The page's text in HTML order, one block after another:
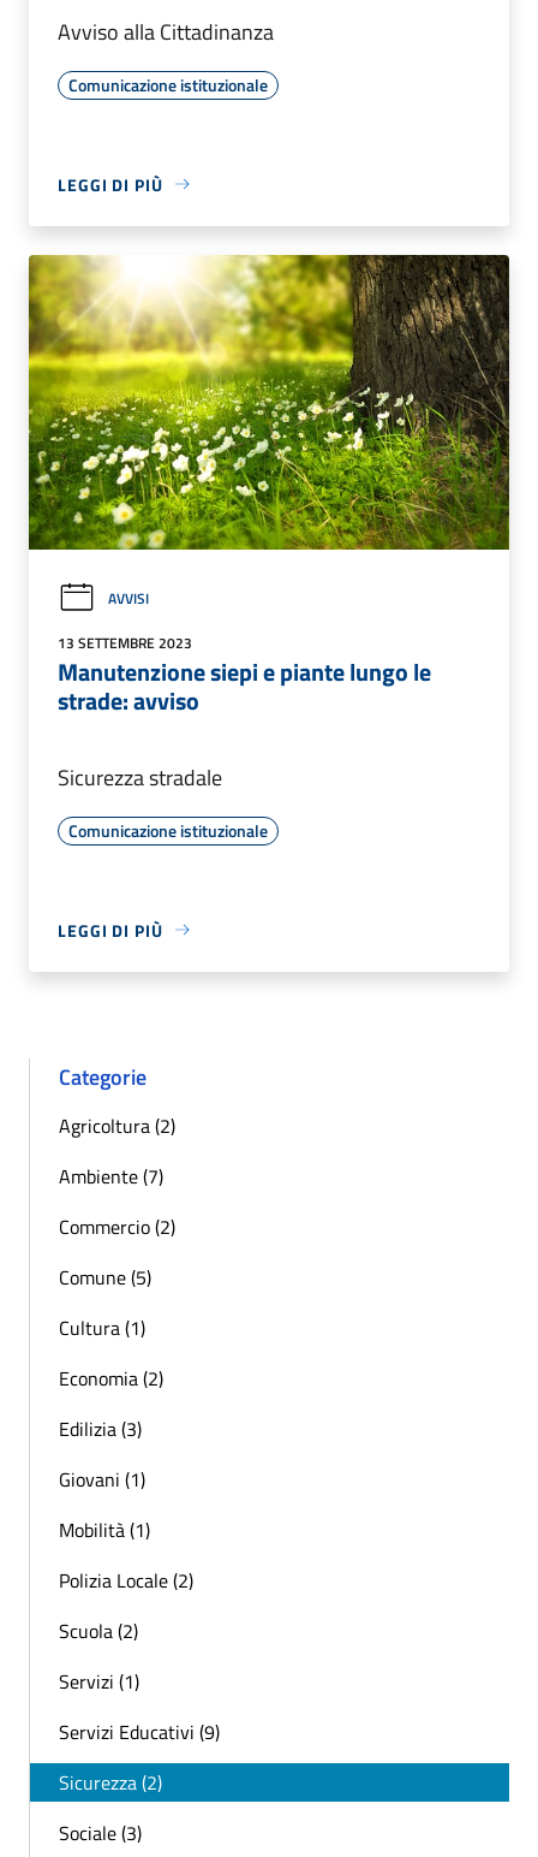
Avviso alla Cittadinanza
Comunicazione istituzionale
LEGGI DI PIÙ
AVVISI
13 SETTEMBRE 2023
Manutenzione siepi e piante lungo le
strade: avviso
Sicurezza stradale
Comunicazione istituzionale
LEGGI DI PIÙ
Categorie
Agricoltura (2)
Ambiente (7)
Commercio (2)
Comune (5)
Cultura (1)
Economia (2)
Edilizia (3)
Giovani (1)
Mobilità (1)
Polizia Locale (2)
Scuola (2)
Servizi (1)
Servizi Educativi (9)
Sicurezza (2)
Sociale (3)